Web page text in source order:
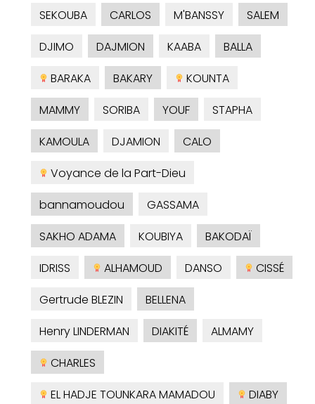
SEKOUBA
CARLOS M'BANSSY
SALEM
DJIMO
DAJMION KAABA
BALLA
BARAKA
BAKARY
KOUNTA
MAMMY
SORIBA YOUF
STAPHA
KAMOULA
DJAMION
CALO
Voyance de la Part-Dieu
bannamoudou
GASSAMA
SAKHO ADAMA
KOUBIYA
BAKODAÏ
IDRISS
ALHAMOUD DANSO
CISSÉ
Gertrude BLEZIN
BELLENA
Henry LINDERMAN
DIAKITÉ
ALMAMY
CHARLES
EL HADJE TOUNKARA MAMADOU
DIABY